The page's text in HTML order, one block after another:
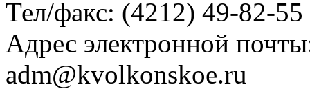
Тел/факс: (4212) 49-82-55
Адрес электронной
adm@kvolkonskoe.ru